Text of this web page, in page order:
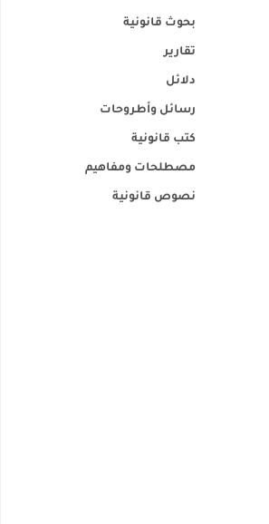
بحوث قانونية
تقارير
دلائل
رسائل وأطروحات
كتب قانونية
مصطلحات ومفاهيم
نصوص قانونية